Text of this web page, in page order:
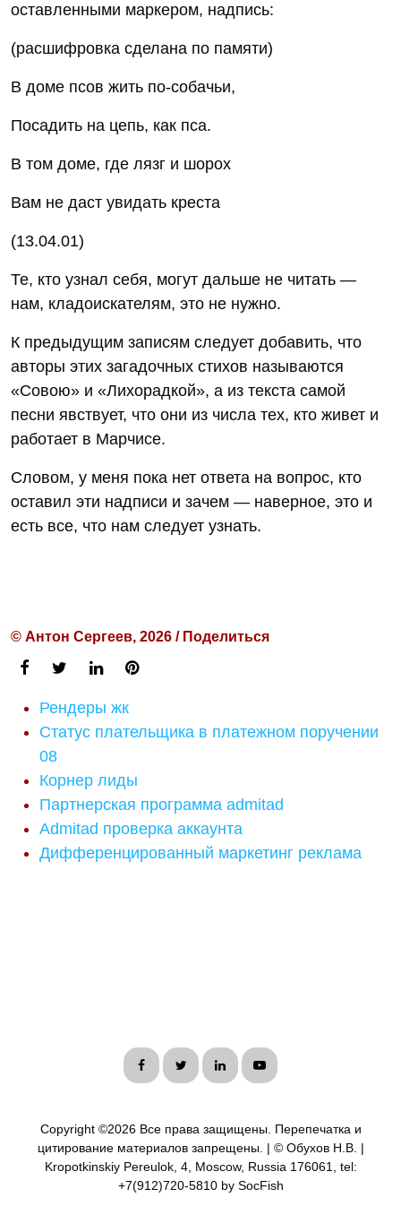
оставленными маркером, надпись:
(расшифровка сделана по памяти)
В доме псов жить по-собачьи,
Посадить на цепь, как пса.
В том доме, где лязг и шорох
Вам не даст увидать креста
(13.04.01)
Те, кто узнал себя, могут дальше не читать —
нам, кладоискателям, это не нужно.
К предыдущим записям следует добавить, что
авторы этих загадочных стихов называются
«Совою» и «Лихорадкой», а из текста самой
песни явствует, что они из числа тех, кто живет и
работает в Марчисе.
Словом, у меня пока нет ответа на вопрос, кто
оставил эти надписи и зачем — наверное, это и
есть все, что нам следует узнать.
© Антон Сергеев, 2026 / Поделиться
Рендеры жк
Статус плательщика в платежном поручении
08
Корнер лиды
Партнерская программа admitad
Admitad проверка аккаунта
Дифференцированный маркетинг реклама
Copyright ©2026 Все права защищены. Перепечатка и
цитирование материалов запрещены. | © Обухов Н.В. |
Kropotkinskiy Pereulok, 4, Moscow, Russia 176061, tel:
+7(912)720-5810 by SocFish